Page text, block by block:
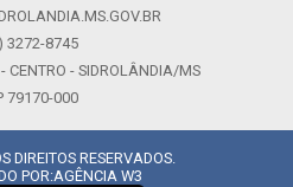
3272-8745
CENTRO - SIDROLÂNDIA/MS
79170-000
DIREITOS RESERVADOS.
POR:AGÊNCIA W3